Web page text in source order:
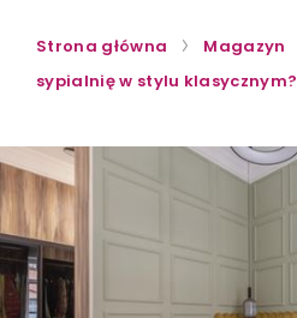
Strona główna Magazyn
sypialnię w stylu klasycznym?